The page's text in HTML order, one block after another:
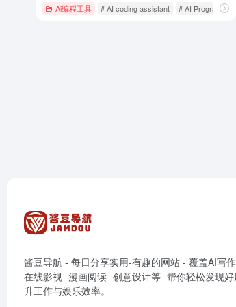
Ai编程工具 # AI coding assistant # AI Programming
酱豆导航 - 每日分享实用-有趣的网站 - 覆盖AI写
在线影视- 漫画阅读- 创意设计等- 帮你轻松发现
升工作与娱乐效率。